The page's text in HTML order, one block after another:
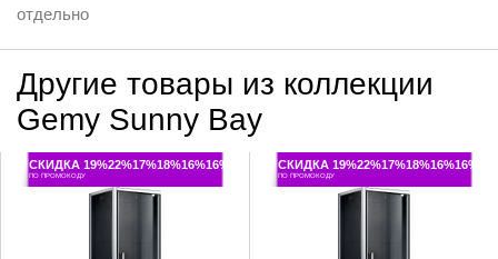
отдельно
Другие товары из коллекции
Gemy Sunny Bay
СКИДКА 19%22%17%18%16%16%
ПО ПРОМОКОДУ
СКИДКА 19%22%17%18%16%16%
ПО ПРОМОКОДУ